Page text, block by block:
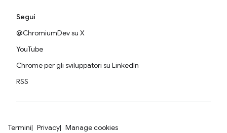
Segui
@ChromiumDev su X
YouTube
Chrome per gli sviluppatori su LinkedIn
RSS
Termini Privacy Manage cookies